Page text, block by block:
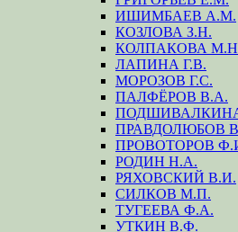
ИШИМБАЕВ А.М.
КОЗЛОВА З.Н.
КОЛПАКОВА
ЛАПИНА Г.В.
МОРОЗОВ Г.С.
ПАЛФЁРОВ В.А.
ПРАВДОЛЮБОВ
ПРОВОТОРОВ
РОДИН Н.А.
РЯХОВСКИЙ В.И.
СИЛКОВ М.П.
ТУГЕЕВА Ф.А.
УТКИН В.Ф.